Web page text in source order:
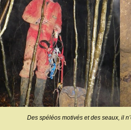
Des spéléos motivés et des seaux, il